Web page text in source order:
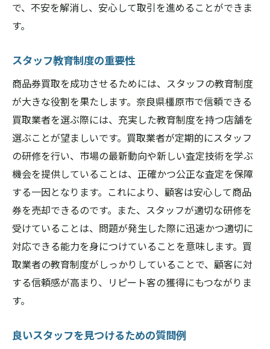
で、不安を解消し、安心して取引を進めることができま
す。
スタッフ教育制度の重要性
商品券買取を成功させるためには、スタッフの教育制度
が大きな役割を果たします。奈良県橿原市で信頼できる
買取業者を選ぶ際には、充実した教育制度を持つ店舗を
選ぶことが望ましいです。買取業者が定期的にスタッフ
の研修を行い、市場の最新動向や新しい査定技術を学ぶ
機会を提供していることは、正確かつ公正な査定を保障
する一因となります。これにより、顧客は安心して商品
券を売却できるのです。また、スタッフが適切な研修を
受けていることは、問題が発生した際に迅速かつ適切に
対応できる能力を身につけていることを意味します。買
取業者の教育制度がしっかりしていることで、顧客に対
する信頼感が高まり、リピート客の獲得にもつながりま
す。
良いスタッフを見つけるための質問例